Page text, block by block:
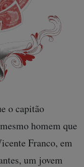
o capitão
homem que
Franco, em
um jovem